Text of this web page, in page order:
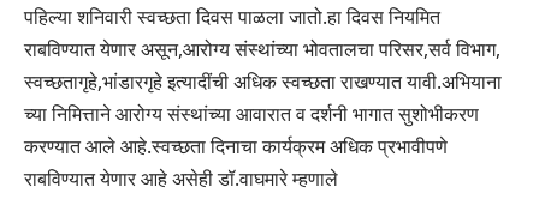
पहिल्या शनिवारी स्वच्छता दिवस पाळला जातो.हा दिवस नियमित
राबविण्यात येणार असून,आरोग्य संस्थांच्या भोवतालचा परिसर,सर्व विभाग,
स्वच्छतागृहे,भांडारगृहे इत्यादींची अधिक स्वच्छता राखण्यात यावी.अभियाना
च्या निमित्ताने आरोग्य संस्थांच्या आवारात व दर्शनी भागात सुशोभीकरण
करण्यात आले आहे.स्वच्छता दिनाचा कार्यक्रम अधिक प्रभावीपणे
राबविण्यात येणार आहे असेही डॉ.वाघमारे म्हणाले